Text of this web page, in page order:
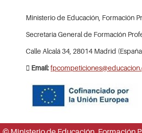
Ministerio de Educación, Formación
Secretaría General de Formación
Calle Alcalá 34, 28014 Madrid
Email: